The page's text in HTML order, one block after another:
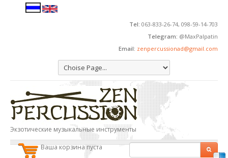
Перейти к основному содержанию
Tel: 063-833-26-74, 098-59-14-703
Telegram: @MaxPalpatin
Email: zenpercussionad@gmail.com
Экзотические музыкальные инструменты
Ваша корзина пуста